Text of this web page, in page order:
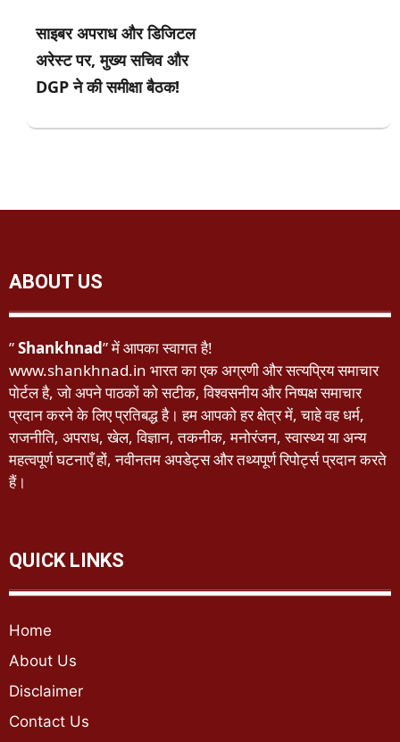
साइबर अपराध और डिजिटल
अरेस्ट पर, मुख्य सचिव और
DGP ने की समीक्षा बैठक!
ABOUT US
”Shankhnad” में आपका स्वागत है!
www.shankhnad.in भारत का एक अग्रणी और सत्यप्रिय समाचार
पोर्टल है, जो अपने पाठकों को सटीक, विश्वसनीय और निष्पक्ष समाचार
प्रदान करने के लिए प्रतिबद्ध है। हम आपको हर क्षेत्र में, चाहे वह धर्म,
राजनीति, अपराध, खेल, विज्ञान, तकनीक, मनोरंजन, स्वास्थ्य या अन्य
महत्वपूर्ण घटनाएँ हों, नवीनतम अपडेट्स और तथ्यपूर्ण रिपोर्ट्स प्रदान करते
हैं।
QUICK LINKS
Home
About Us
Disclaimer
Contact Us